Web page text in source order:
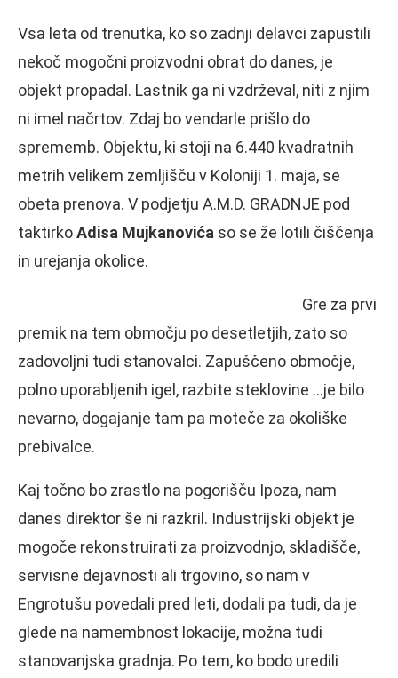
Vsa leta od trenutka, ko so zadnji delavci zapustili
nekoč mogočni proizvodni obrat do danes, je
objekt propadal. Lastnik ga ni vzdrževal, niti z njim
ni imel načrtov. Zdaj bo vendarle prišlo do
sprememb. Objektu, ki stoji na 6.440 kvadratnih
metrih velikem zemljišču v Koloniji 1. maja, se
obeta prenova. V podjetju A.M.D. GRADNJE pod
taktirkoAdisa Mujkanovića so se že lotili čiščenja
in urejanja okolice.
Gre za prvi
premik na tem območju po desetletjih, zato so
zadovoljni tudi stanovalci. Zapuščeno območje,
polno uporabljenih igel, razbite steklovine …je bilo
nevarno, dogajanje tam pa moteče za okoliške
prebivalce.
Kaj točno bo zrastlo na pogorišču Ipoza, nam
danes direktor še ni razkril. Industrijski objekt je
mogoče rekonstruirati za proizvodnjo, skladišče,
servisne dejavnosti ali trgovino, so nam v
Engrotušu povedali pred leti, dodali pa tudi, da je
glede na namembnost lokacije, možna tudi
stanovanjska gradnja. Po tem, ko bodo uredili